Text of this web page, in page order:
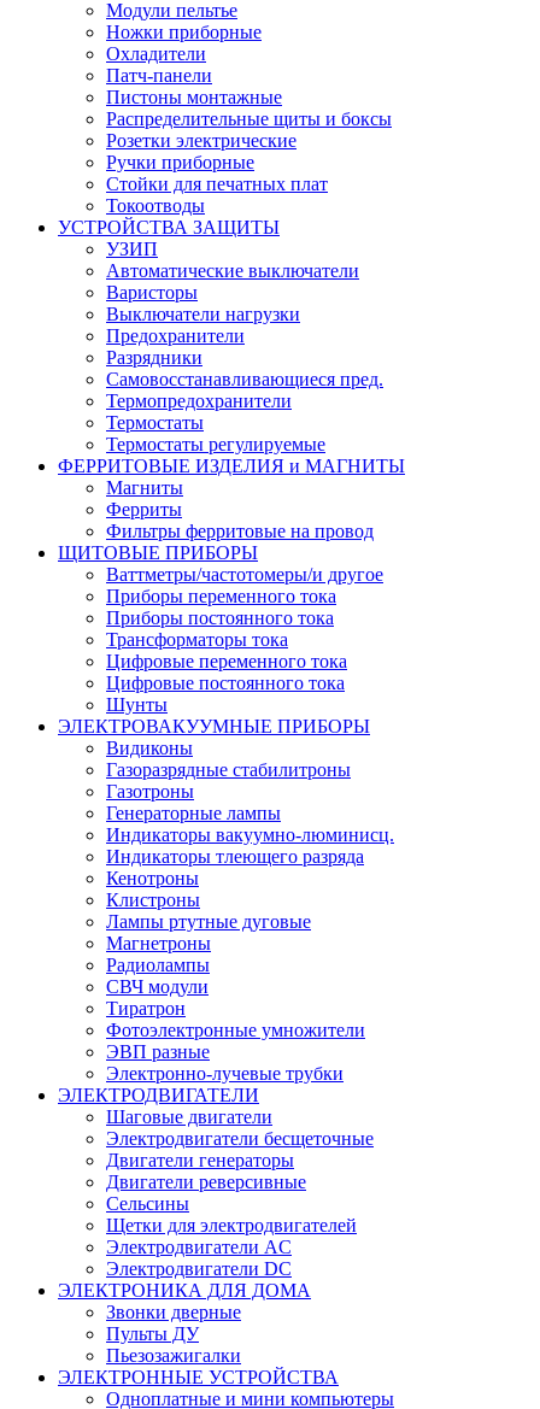
Модули пельтье
Ножки приборные
Охладители
Патч-панели
Пистоны монтажные
Распределительные щиты и боксы
Розетки электрические
Ручки приборные
Стойки для печатных плат
Токоотводы
УСТРОЙСТВА ЗАЩИТЫ
УЗИП
Автоматические выключатели
Варисторы
Выключатели нагрузки
Предохранители
Разрядники
Самовосстанавливающиеся пред.
Термопредохранители
Термостаты
Термостаты регулируемые
ФЕРРИТОВЫЕ ИЗДЕЛИЯ и МАГНИТЫ
Магниты
Ферриты
Фильтры ферритовые на провод
ЩИТОВЫЕ ПРИБОРЫ
Ваттметры/частотомеры/и другое
Приборы переменного тока
Приборы постоянного тока
Трансформаторы тока
Цифровые переменного тока
Цифровые постоянного тока
Шунты
ЭЛЕКТРОВАКУУМНЫЕ ПРИБОРЫ
Видиконы
Газоразрядные стабилитроны
Газотроны
Генераторные лампы
Индикаторы вакуумно-люминисц.
Индикаторы тлеющего разряда
Кенотроны
Клистроны
Лампы ртутные дуговые
Магнетроны
Радиолампы
СВЧ модули
Тиратрон
Фотоэлектронные умножители
ЭВП разные
Электронно-лучевые трубки
ЭЛЕКТРОДВИГАТЕЛИ
Шаговые двигатели
Электродвигатели бесщеточные
Двигатели генераторы
Двигатели реверсивные
Сельсины
Щетки для электродвигателей
Электродвигатели AC
Электродвигатели DC
ЭЛЕКТРОНИКА ДЛЯ ДОМА
Звонки дверные
Пульты ДУ
Пьезозажигалки
ЭЛЕКТРОННЫЕ УСТРОЙСТВА
Одноплатные и мини компьютеры